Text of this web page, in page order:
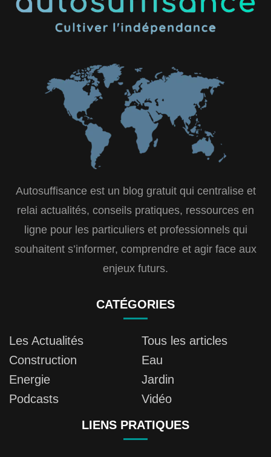
Autosuffisance est un blog gratuit qui centralise et
relai actualités, conseils pratiques, ressources en
ligne pour les particuliers et professionnels qui
souhaitent s’informer, comprendre et agir face aux
enjeux futurs.
CATÉGORIES
Les Actualités
Tous les articles
Construction
Eau
Energie
Jardin
Podcasts
Vidéo
LIENS PRATIQUES